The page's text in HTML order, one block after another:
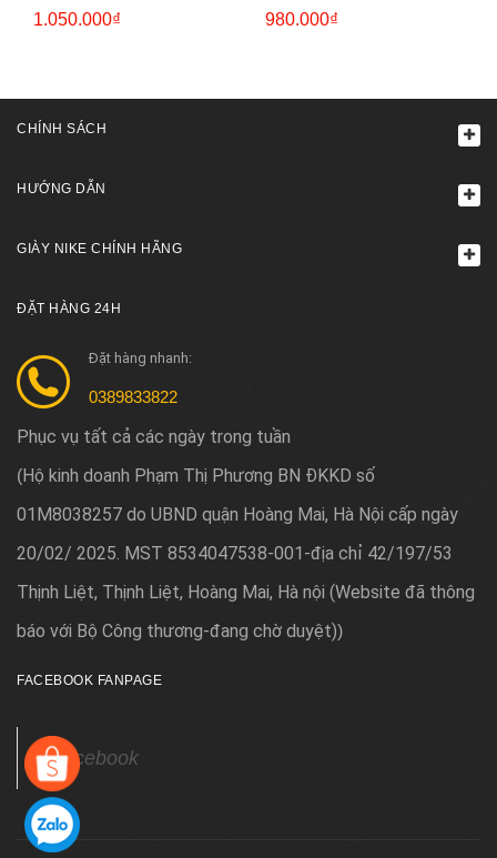
1.050.000₫ 980.000₫
CHÍNH SÁCH
HƯỚNG DẪN
GIÀY NIKE CHÍNH HÃNG
ĐẶT HÀNG 24H
Đặt hàng nhanh:
0389833822
Phục vụ tất cả các ngày trong tuần
(Hộ kinh doanh Phạm Thị Phương BN ĐKKD số
01M8038257 do UBND quận Hoàng Mai, Hà Nội cấp ngày
20/02/ 2025. MST 8534047538-001-địa chỉ 42/197/53
Thịnh Liệt, Thịnh Liệt, Hoàng Mai, Hà nội (Website đã thông
báo với Bộ Công thương-đang chờ duyệt))
FACEBOOK FANPAGE
Facebook